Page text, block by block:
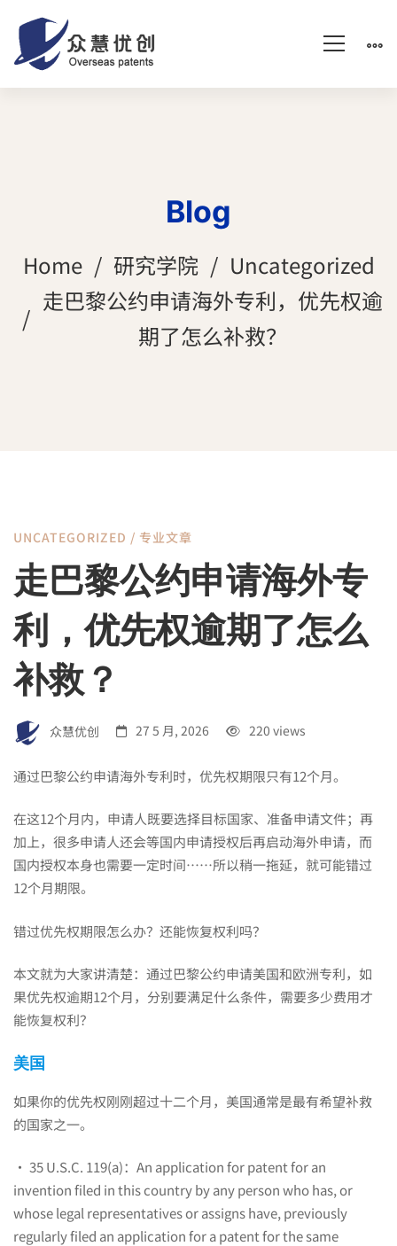
Blog
Home 研究学院
Uncategorized
走巴黎公约申请海外专利，优先权逾
期了怎么补救？
走
巴
黎
公
约
申
请
海
外
专
利，
优
UNCATEGORIZED / 专业文章
走巴黎公约申请海外专
利，优先权逾期了怎么
补救？
众慧优创 27 5 月, 2026 220 views
通过巴黎公约申请海外专利时，优先权期限只有12个月。
在这12个月内，申请人既要选择目标国家、准备申请文件；再
加上，很多申请人还会等国内申请授权后再启动海外申请，而
国内授权本身也需要一定时间……所以稍一拖延，就可能错过
12个月期限。
错过优先权期限怎么办？还能恢复权利吗？
本文就为大家讲清楚：通过巴黎公约申请美国和欧洲专利，如
果优先权逾期12个月，分别要满足什么条件，需要多少费用才
能恢复权利？
美国
如果你的优先权刚刚超过十二个月，美国通常是最有希望补救
的国家之一。
· 35 U.S.C. 119(a)：An application for patent for an
invention filed in this country by any person who has, or
whose legal representatives or assigns have, previously
regularly filed an application for a patent for the same